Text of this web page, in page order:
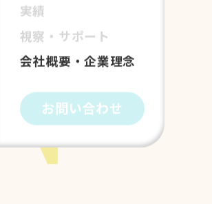
実績
視察・サポート
会社概要・企業理念
お問い合わせ